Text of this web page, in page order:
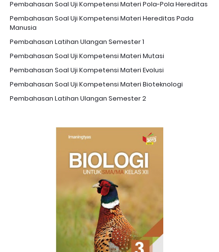
Pembahasan Soal Uji Kompetensi Materi Pola-Pola Hereditas
Pembahasan Soal Uji Kompetensi Materi Hereditas Pada
Manusia
Pembahasan Latihan Ulangan Semester 1
Pembahasan Soal Uji Kompetensi Materi Mutasi
Pembahasan Soal Uji Kompetensi Materi Evolusi
Pembahasan Soal Uji Kompetensi Materi Bioteknologi
Pembahasan Latihan Ulangan Semester 2